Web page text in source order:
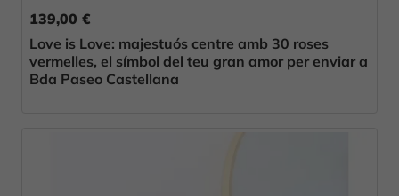
139,00 €
Love is Love: majestuós centre amb 30 roses
vermelles, el símbol del teu gran amor per enviar a
Bda Paseo Castellana